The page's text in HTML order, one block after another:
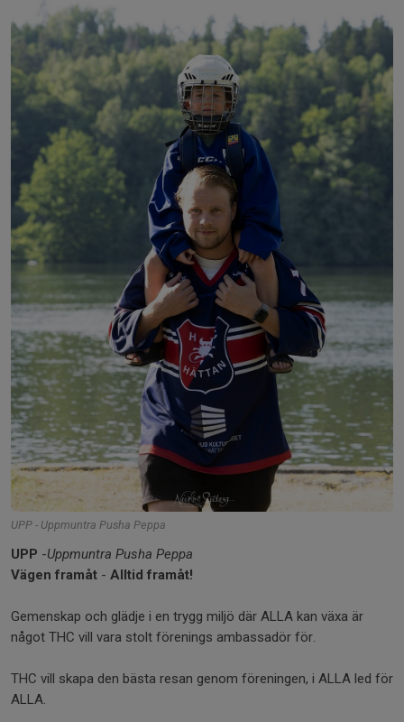
UPP - Uppmuntra Pusha Peppa
UPP -Uppmuntra Pusha Peppa
Vägen framåt - Alltid framåt!
Gemenskap och glädje i en trygg miljö där ALLA kan växa är
något THC vill vara stolt förenings ambassadör för.
THC vill skapa den bästa resan genom föreningen, i ALLA led för
ALLA.